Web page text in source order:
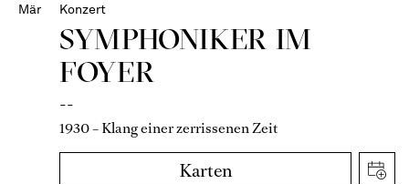
Mär Konzert
SYMPHONIKER IM
FOYER
--
1930 – Klang einer zerrissenen Zeit
Karten